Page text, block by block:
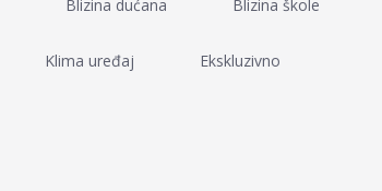
Blizina dućana Blizina škole
Klima uređaj Ekskluzivno